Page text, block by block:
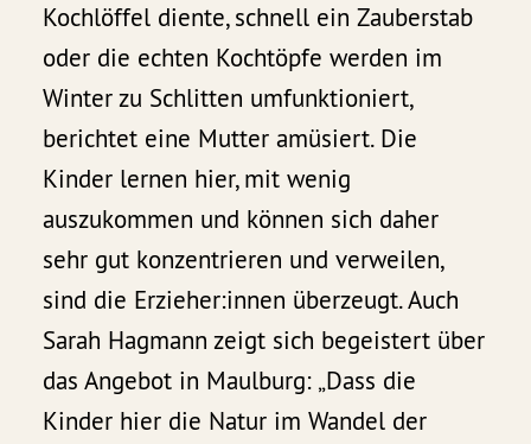
Kochlöffel diente, schnell ein Zauberstab
oder die echten Kochtöpfe werden im
Winter zu Schlitten umfunktioniert,
berichtet eine Mutter amüsiert. Die
Kinder lernen hier, mit wenig
auszukommen und können sich daher
sehr gut konzentrieren und verweilen,
sind die Erzieher:innen überzeugt. Auch
Sarah Hagmann zeigt sich begeistert über
das Angebot in Maulburg: „Dass die
Kinder hier die Natur im Wandel der